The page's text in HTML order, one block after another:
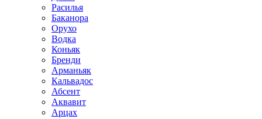
Расилья
Баканора
Орухо
Водка
Коньяк
Бренди
Арманьяк
Кальвадос
Абсент
Аквавит
Арцах